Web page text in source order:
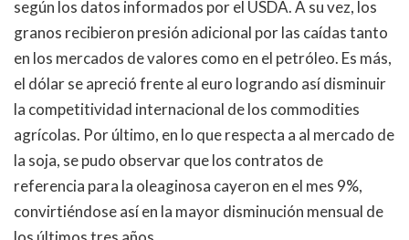
según los datos informados por el USDA. A su vez, los
granos recibieron presión adicional por las caídas tanto
en los mercados de valores como en el petróleo. Es más,
el dólar se apreció frente al euro logrando así disminuir
la competitividad internacional de los commodities
agrícolas. Por último, en lo que respecta a al mercado de
la soja, se pudo observar que los contratos de
referencia para la oleaginosa cayeron en el mes 9%,
convirtiéndose así en la mayor disminución mensual de